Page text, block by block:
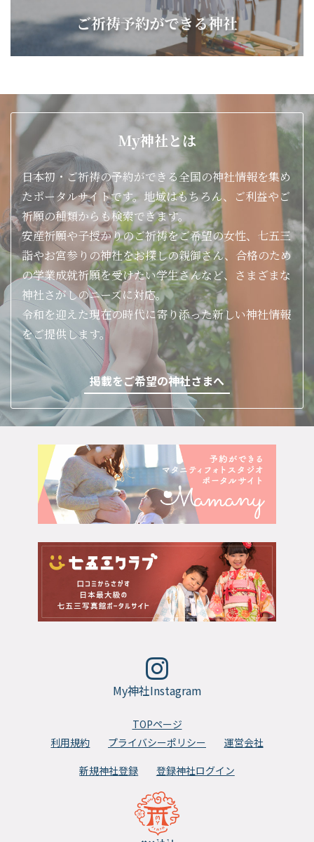
My神社とは
日本初・ご祈祷の予約ができる全国の神社情報を集め
たポータルサイトです。地域はもちろん、ご利益やご
祈願の種類からも検索できます。
安産祈願や子授かりのご祈祷をご希望の女性、七五三
詣やお宮参りの神社をお探しの親御さん、合格のため
の学業成就祈願を受けたい学生さんなど、さまざまな
神社さがしのニーズに対応。
令和を迎えた現在の時代に寄り添った新しい神社情報
をご提供します。
掲載をご希望の神社さまへ
My神社Instagram
TOPページ
利用規約
プライバシーポリシー
運営会社
新規神社登録
登録神社ログイン